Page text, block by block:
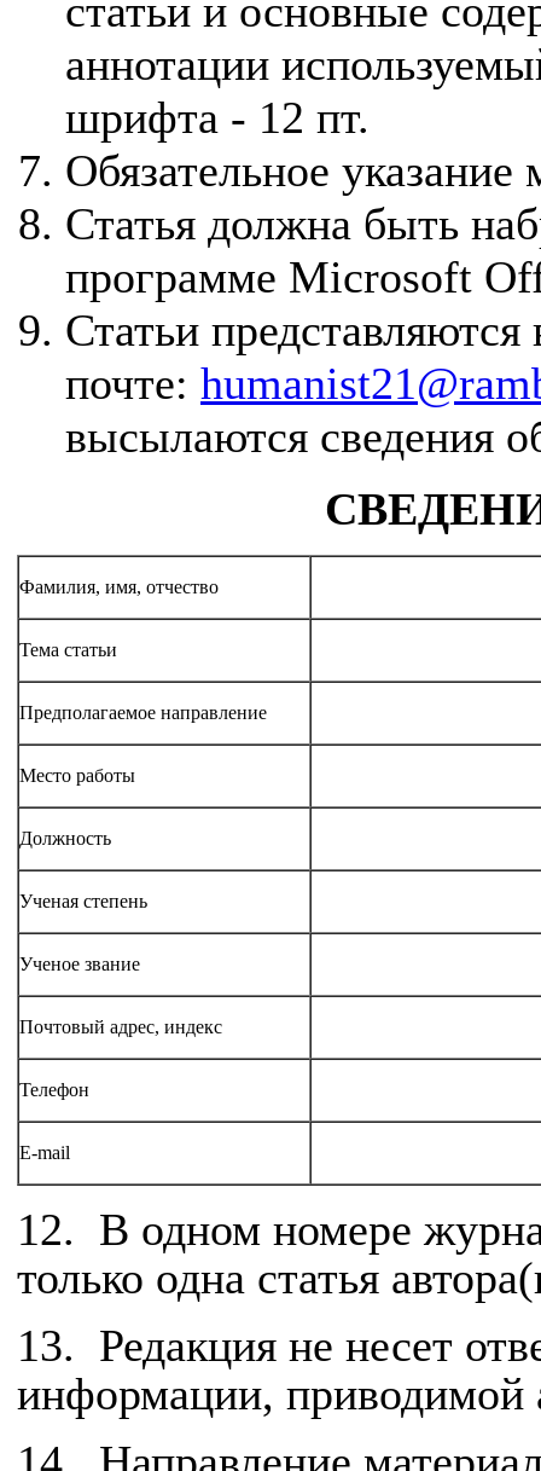
статьи и основные
аннотации
шрифта - 12 пт.
Обязательное указание
Статья должна быть
программе Microsoft
Статьи
почте:
высылаются сведения
Фамилия, имя, отчество
Тема статьи
Предполагаемое направление
Место работы
Должность
Ученая степень
Ученое звание
Почтовый адрес, индекс
Телефон
E-mail
12. В одном номере
только одна статья
13. Редакция не несет
информации, приводимой